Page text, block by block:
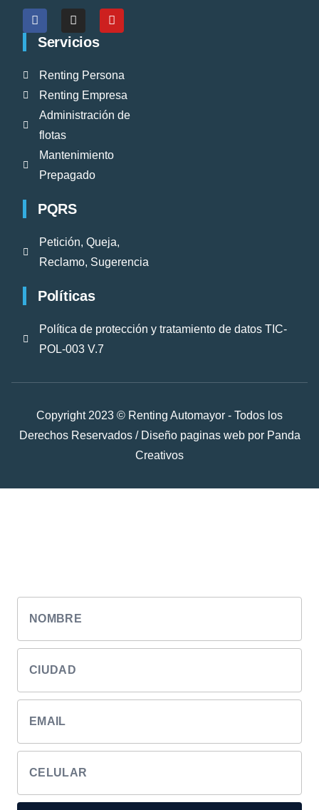
Servicios
Renting Persona
Renting Empresa
Administración de
flotas
Mantenimiento
Prepagado
PQRS
Petición, Queja,
Reclamo, Sugerencia
Políticas
Política de protección y tratamiento de datos TIC-
POL-003 V.7
Copyright 2023 © Renting Automayor - Todos los
Derechos Reservados / Diseño paginas webpor Panda
Creativos